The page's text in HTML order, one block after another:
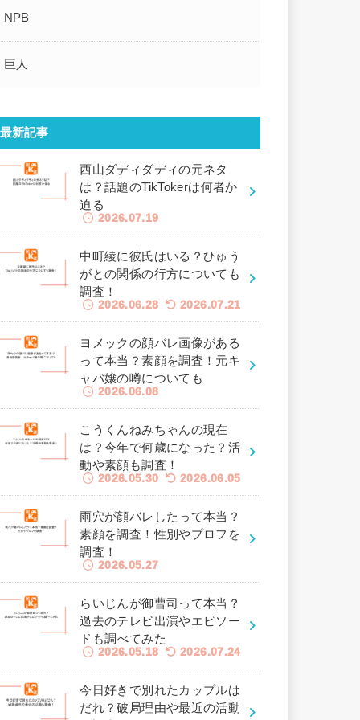
NPB
巨人
最新記事
西山ダディダディの元ネタ
は？話題のTikTokerは何者か
迫る
2026.07.19
中町綾に彼氏はいる？ひゅう
がとの関係の行方についても
調査！
2026.06.28 2026.07.21
ヨメックの顔バレ画像がある
って本当？素顔を調査！元キ
ャバ嬢の噂についても
2026.06.08
こうくんねみちゃんの現在
は？今年で何歳になった？活
動や素顔も調査！
2026.05.30 2026.06.05
雨穴が顔バレしたって本当？
素顔を調査！性別やプロフを
調査！
2026.05.27
らいじんが御曹司って本当？
過去のテレビ出演やエピソー
ドも調べてみた
2026.05.18 2026.07.24
今日好きで別れたカップルは
だれ？破局理由や最近の活動